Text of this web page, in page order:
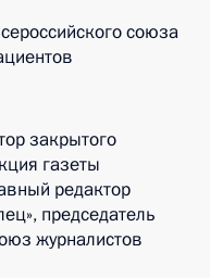
союза
закрытого
газеты
редактор
председатель
журналистов